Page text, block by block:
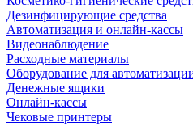
Дезинфицирующие средства
Автоматизация и онлайн-кассы
Видеонаблюдение
Расходные материалы
Оборудование для
Денежные ящики
Онлайн-кассы
Чековые принтеры